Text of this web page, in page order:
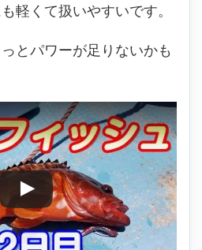
軽くて扱いやすいです。
とパワーが足りないかも